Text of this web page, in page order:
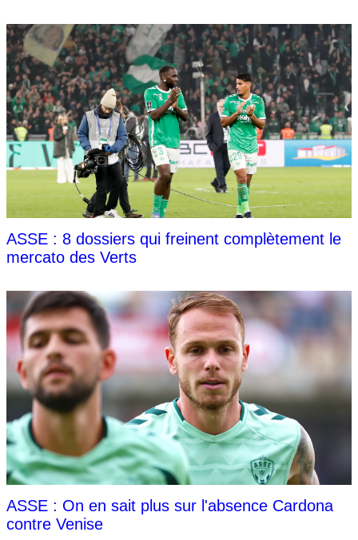
ASSE : 8 dossiers qui freinent complètement le
mercato des Verts
ASSE : On en sait plus sur l'absence Cardona
contre Venise